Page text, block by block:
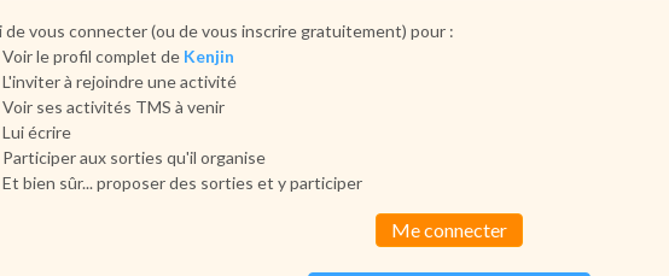
de vous connecter (ou de vous inscrire gratuitement) pour :
Voir le profil complet de Kenjin
L'inviter à rejoindre une activité
Voir ses activités TMS à venir
Lui écrire
Participer aux sorties qu'il organise
Et bien sûr... proposer des sorties et y participer
Me connecter